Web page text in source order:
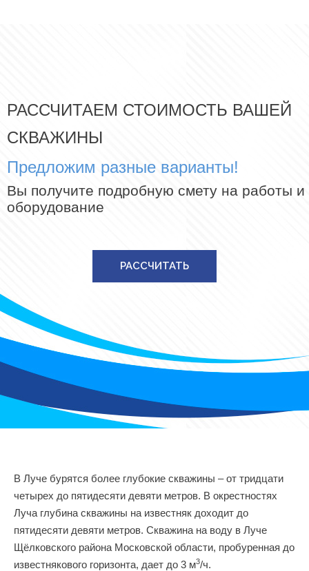
РАССЧИТАЕМ СТОИМОСТЬ ВАШЕЙ
СКВАЖИНЫ
Предложим разные варианты!
Вы получите подробную смету на работы и
оборудование
РАССЧИТАТЬ
В Луче бурятся более глубокие скважины – от тридцати
четырех до пятидесяти девяти метров. В окрестностях
Луча глубина скважины на известняк доходит до
пятидесяти девяти метров. Скважина на воду в Луче
Щёлковского района Московской области, пробуренная до
известнякового горизонта, дает до 3 м3/ч.